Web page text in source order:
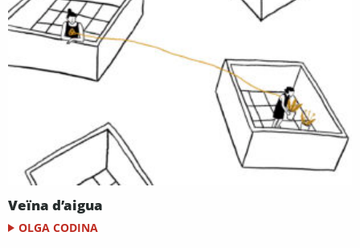
Veïna d’aigua
OLGA CODINA